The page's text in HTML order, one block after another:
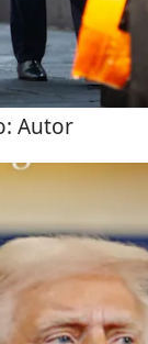
Autor